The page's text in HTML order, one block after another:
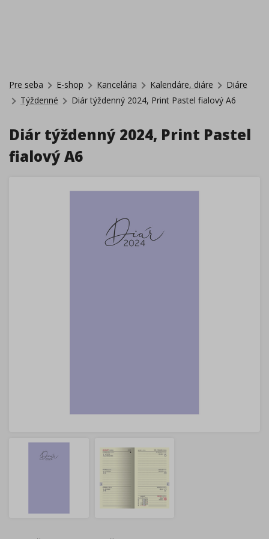
Pre seba E-shop Kancelária Kalendáre, diáre
Diáre
Týždenné
Diár týždenný 2024, Print Pastel fialový A6
Diár týždenný 2024, Print Pastel
fialový A6